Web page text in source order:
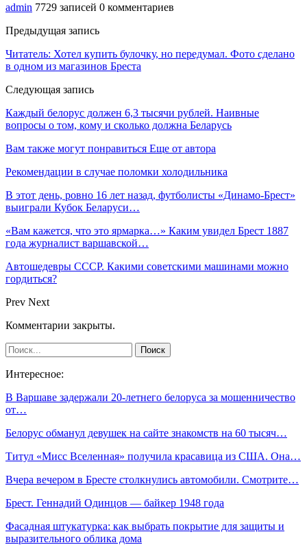
admin 7729 записей 0 комментариев
Предыдущая запись
Читатель: Хотел купить булочку, но передумал. Фото сделано
в одном из магазинов Бреста
Следующая запись
Каждый белорус должен 6,3 тысячи рублей. Наивные
вопросы о том, кому и сколько должна Беларусь
Вам также могут понравиться Еще от автора
Рекомендации в случае поломки холодильника
В этот день, ровно 16 лет назад, футболисты «Динамо-Брест»
выиграли Кубок Беларуси…
«Вам кажется, что это ярмарка…» Каким увидел Брест 1887
года журналист варшавской…
Автошедевры СССР. Какими советскими машинами можно
гордиться?
Prev Next
Комментарии закрыты.
Интересное:
В Варшаве задержали 20-летнего белоруса за мошенничество
от…
Белорус обманул девушек на сайте знакомств на 60 тысяч…
Титул «Мисс Вселенная» получила красавица из США. Она…
Вчера вечером в Бресте столкнулись автомобили. Смотрите…
Брест. Геннадий Одинцов — байкер 1948 года
Фасадная штукатурка: как выбрать покрытие для защиты и
выразительного облика дома